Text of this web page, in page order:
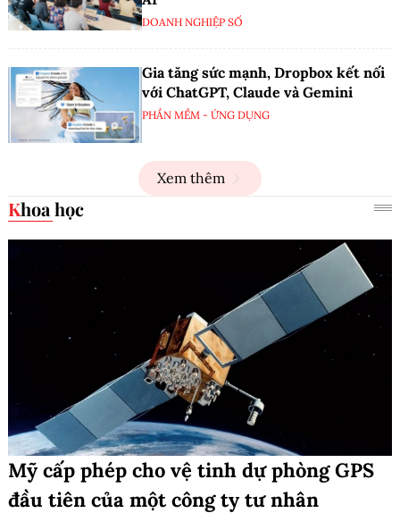
DOANH NGHIỆP SỐ
Gia tăng sức mạnh, Dropbox kết nối
với ChatGPT, Claude và Gemini
PHẦN MỀM - ỨNG DỤNG
Xem thêm
Khoa học
Mỹ cấp phép cho vệ tinh dự phòng GPS
đầu tiên của một công ty tư nhân